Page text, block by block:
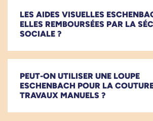
LES AIDES VISUELLES
ELLES REMBOURSÉES PAR LA
SOCIALE ?
PEUT-ON UTILISER UNE LOUPE
ESCHENBACH POUR LA
TRAVAUX MANUELS ?